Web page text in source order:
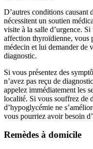
D’autres conditions causant
nécessitent un soutien
visite à la salle d’urgence.
affection thyroïdienne, vous
médecin et lui demander de
diagnostic.
Si vous présentez des
n’avez pas reçu de
appelez immédiatement les
localité. Si vous souffrez de
d’hypoglycémie ne
vous pourriez avoir besoin
Remèdes à domicile